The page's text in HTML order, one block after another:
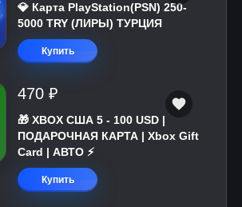
💎 Карта PlayStation(PSN) 250-
5000 TRY (ЛИРЫ) ТУРЦИЯ
Купить
470 ₽
🎁 XBOX США 5 - 100 USD |
ПОДАРОЧНАЯ КАРТА | Xbox Gift
Card | АВТО ⚡
Купить